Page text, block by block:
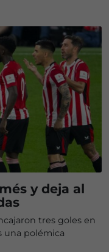
y deja al
tres goles en
una polémica